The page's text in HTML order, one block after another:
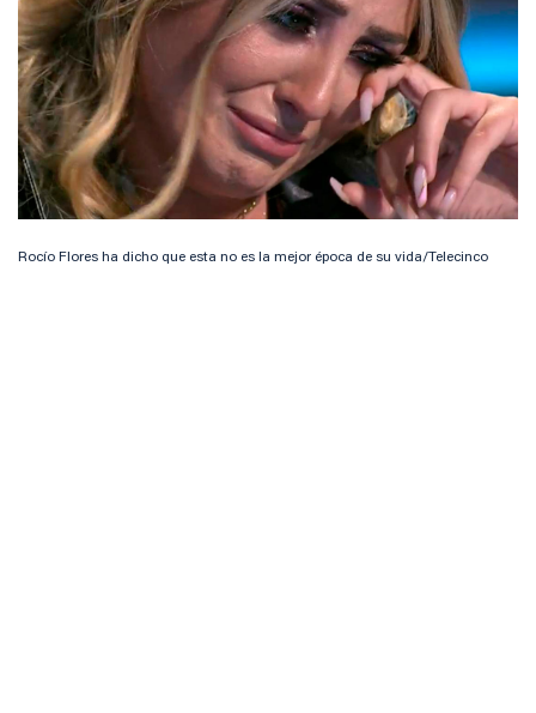
Rocío Flores ha dicho que esta no es la mejor época de su vida/Telecinco